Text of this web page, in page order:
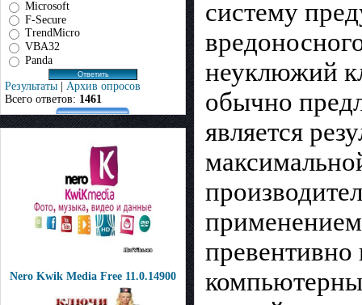
Microsoft
F-Secure
TrendMicro
VBA32
Panda
Результаты | Архив опросов
Всего ответов: 1461
Nero Kwik Media Free 11.0.14900
систему
неуклюжий
обычно
является
применением
превентивно